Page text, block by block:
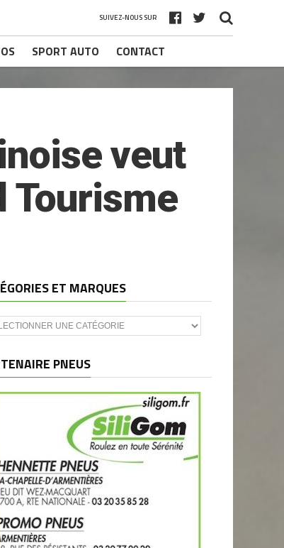
SUIVEZ-NOUS SUR
SPORT AUTO CONTACT
veut
Tourisme
ET MARQUES
PNEUS